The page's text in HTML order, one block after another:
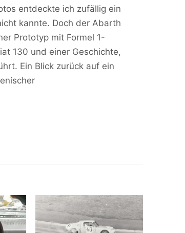
entdeckte ich zufällig ein
kannte. Doch der Abarth
Prototyp mit Formel 1-
130 und einer Geschichte,
Ein Blick zurück auf ein